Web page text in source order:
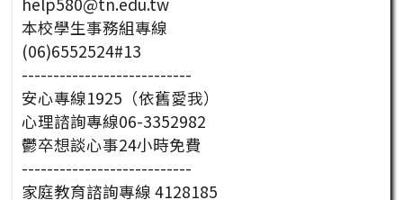
本校學生事務組專線
(06)6552524#13
---------------------------
安心專線1925（依舊愛我）
心理諮詢專線06-3352982
鬱卒想談心事24小時免費
---------------------------
家庭教育諮詢專線 4128185